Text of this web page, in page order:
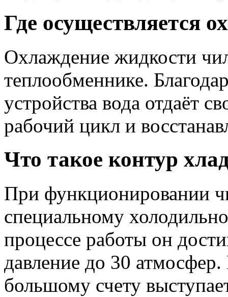
Где осуществляется
Охлаждение жидкости
теплообменнике.
устройства вода отдаёт
рабочий цикл и
Что такое контур
При функционировании
специальному
процессе работы он
давление до 30
большому счету